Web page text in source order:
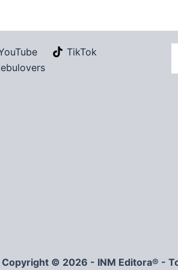
TikTok
Copyright © 2026 - INM Editora® -